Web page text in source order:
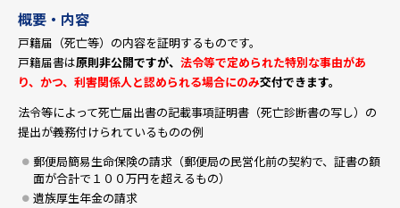
概要・内容
戸籍届（死亡等）の内容を証明するものです。
戸籍届書は原則非公開ですが、 法令等で定められた特別な事由があ
り、かつ、利害関係人と認められる場合にのみ交付できます。
法令等によって死亡届出書の記載事項証明書（死亡診断書の写し）の
提出が義務付けられているものの例
郵便局簡易生命保険の請求（郵便局の民営化前の契約で、証書の額
面が合計で１００万円を超えるもの）
遺族厚生年金の請求